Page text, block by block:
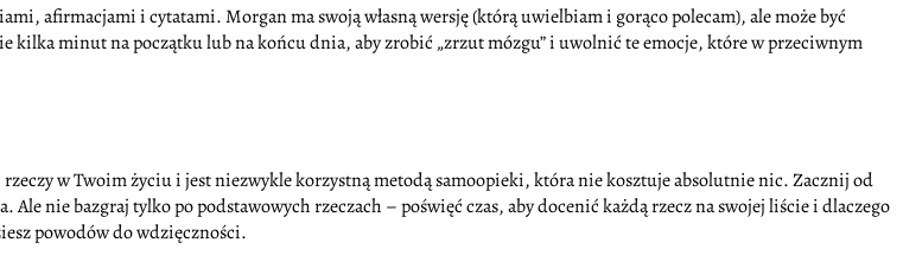
afirmacjami i cytatami. Morgan ma swoją własną wersję (którą uwielbiam i gorąco polecam), ale może być
kilka minut na początku lub na końcu dnia, aby zrobić „zrzut mózgu” i uwolnić te emocje, które w przeciwnym
w Twoim życiu i jest niezwykle korzystną metodą samoopieki, która nie kosztuje absolutnie nic. Zacznij od
nie bazgraj tylko po podstawowych rzeczach – poświęć czas, aby docenić każdą rzecz na swojej liście i dlaczego
powodów do wdzięczności.